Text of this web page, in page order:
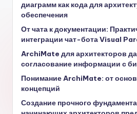
диаграмм как кода для
обеспечения
От чата к документации:
интеграции чат-бота Visual
ArchiMate для архитекторов
согласование информации с
Понимание ArchiMate: от
концепций
Создание прочного